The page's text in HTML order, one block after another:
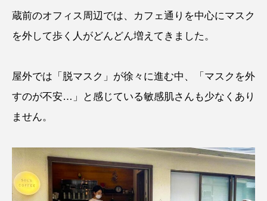
蔵前のオフィス周辺では、カフェ通りを中心にマスク
を外して歩く人がどんどん増えてきました。
屋外では「脱マスク」が徐々に進む中、「マスクを外
すのが不安…」と感じている敏感肌さんも少なくあり
ません。